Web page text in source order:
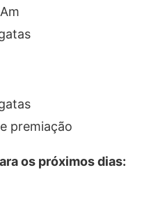
premiação
os próximos dias: